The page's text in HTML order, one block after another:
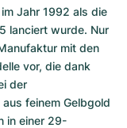
Jahr 1992 als die
lanciert wurde. Nur
mit den
vor, die dank
der
feinem Gelbgold
in einer 29-